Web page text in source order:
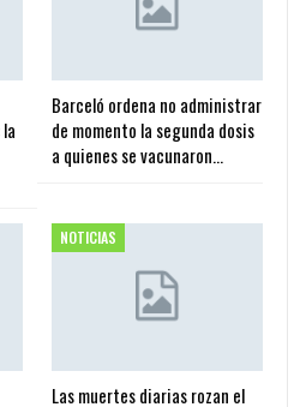
Barceló ordena no administrar
de momento la segunda dosis
a quienes se vacunaron…
NOTICIAS
Las muertes diarias rozan el